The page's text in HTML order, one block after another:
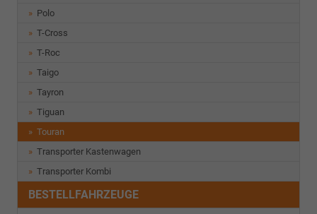
Polo
T-Cross
T-Roc
Taigo
Tayron
Tiguan
Touran
Transporter Kastenwagen
Transporter Kombi
BESTELLFAHRZEUGE